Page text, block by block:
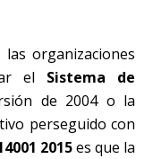
organizaciones
el Sistema de
de 2004 o la
perseguido con
2015es que la